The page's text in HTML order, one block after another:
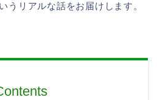
うリアルな話をお届けします。